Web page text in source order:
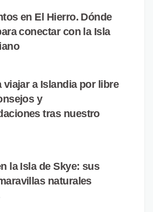
en El Hierro. Dónde
conectar con la Isla
viajar a Islandia por libre
y
tras nuestro
la Isla de Skye: sus
naturales